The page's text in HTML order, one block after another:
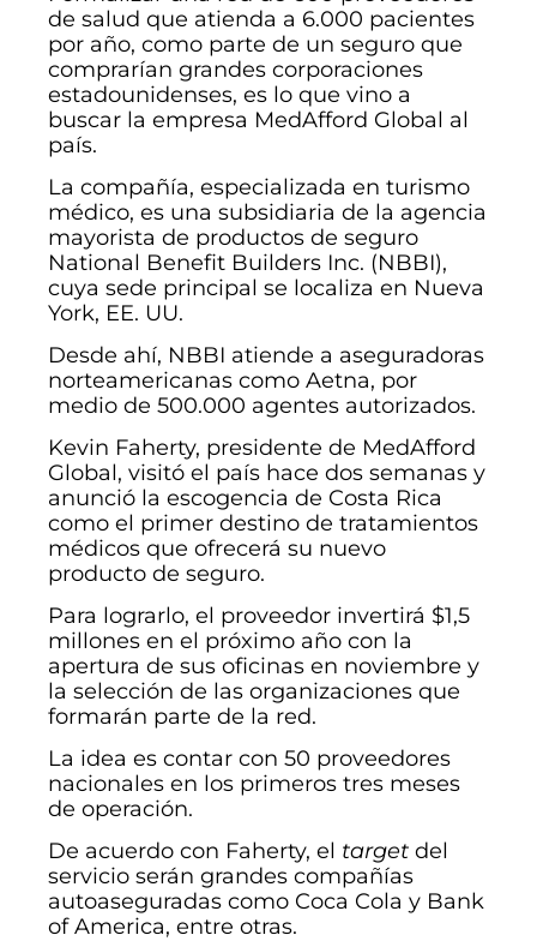
de salud que atienda a 6.000 pacientes
por año, como parte de un seguro que
comprarían grandes corporaciones
estadounidenses, es lo que vino a
buscar la empresa MedAfford Global al
país.
La compañía, especializada en turismo
médico, es una subsidiaria de la agencia
mayorista de productos de seguro
National Benefit Builders Inc. (NBBI),
cuya sede principal se localiza en Nueva
York, EE. UU.
Desde ahí, NBBI atiende a aseguradoras
norteamericanas como Aetna, por
medio de 500.000 agentes autorizados.
Kevin Faherty, presidente de MedAfford
Global, visitó el país hace dos semanas y
anunció la escogencia de Costa Rica
como el primer destino de tratamientos
médicos que ofrecerá su nuevo
producto de seguro.
Para lograrlo, el proveedor invertirá $1,5
millones en el próximo año con la
apertura de sus oficinas en noviembre y
la selección de las organizaciones que
formarán parte de la red.
La idea es contar con 50 proveedores
nacionales en los primeros tres meses
de operación.
De acuerdo con Faherty, el target del
servicio serán grandes compañías
autoaseguradas como Coca Cola y Bank
of America, entre otras.